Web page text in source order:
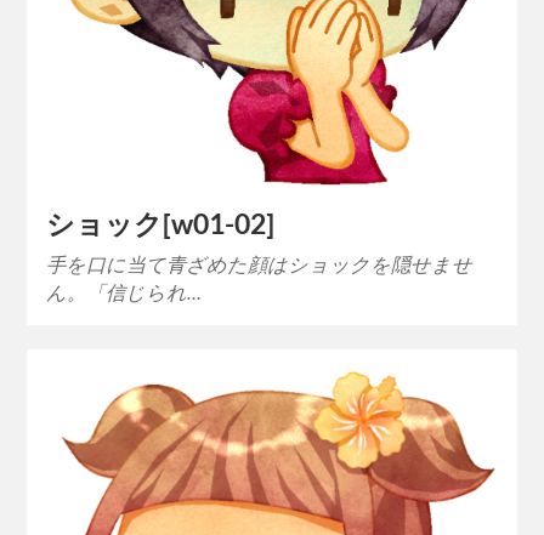
ショック[w01-02]
手を口に当て青ざめた顔はショックを隠せませ
ん。「信じられ…